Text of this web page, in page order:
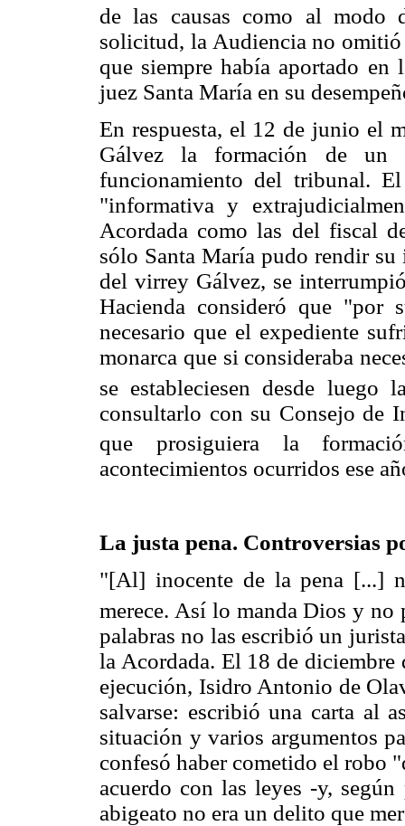
de las causas como al modo
solicitud, la Audiencia no
que siempre había aportado
juez Santa María en su
En respuesta, el 12 de junio el
Gálvez la formación de un
funcionamiento del tribunal.
"informativa y
Acordada como las del fiscal
sólo Santa María pudo rendir su
del virrey Gálvez, se
Hacienda consideró que "por
necesario que el expediente
monarca que si consideraba
se estableciesen desde luego
consultarlo con su Consejo de
que prosiguiera la
acontecimientos ocurridos ese
La justa pena. Controversias
"[Al] inocente de la pena [...]
merece. Así lo manda Dios y
palabras no las escribió un
la Acordada. El 18 de diciembre
ejecución, Isidro Antonio de
salvarse: escribió una carta al
situación y varios argumentos
confesó haber cometido el robo
acuerdo con las leyes -y,
abigeato no era un delito que